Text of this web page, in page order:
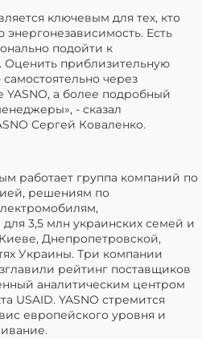
ключевым для тех, кто
энергонезависимость. Есть
подойти к
Оценить приблизительную
через
YASNO, а более подробный
- сказал
Сергей Коваленко.
работает группа компаний по
решениям по
3,5 млн украинских семей и
Днепропетровской,
Украины. Три компании
рейтинг поставщиков
аналитическим центром
USAID. YASNO стремится
европейского уровня и